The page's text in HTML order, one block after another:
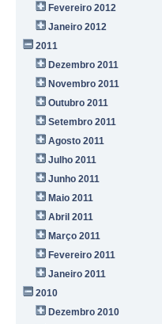
Fevereiro 2012
Janeiro 2012
2011
Dezembro 2011
Novembro 2011
Outubro 2011
Setembro 2011
Agosto 2011
Julho 2011
Junho 2011
Maio 2011
Abril 2011
Março 2011
Fevereiro 2011
Janeiro 2011
2010
Dezembro 2010